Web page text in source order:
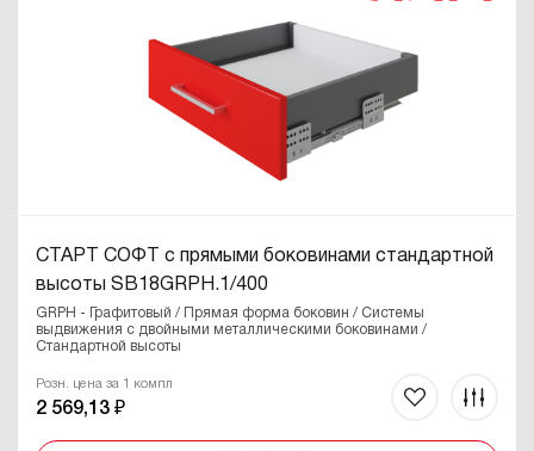
СТАРТ СОФТ с прямыми боковинами стандартной
высоты SB18GRPH.1/400
GRPH - Графитовый / Прямая форма боковин / Системы
выдвижения с двойными металлическими боковинами /
Стандартной высоты
Розн. цена за 1 компл
2 569,13 ₽